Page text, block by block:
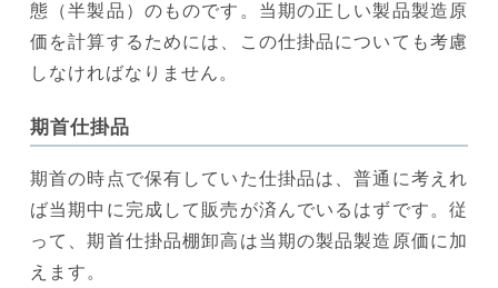
態（半製品）のものです。当期の正しい製品製造原
価を計算するためには、この仕掛品についても考慮
しなければなりません。
期首仕掛品
期首の時点で保有していた仕掛品は、普通に考えれ
ば当期中に完成して販売が済んでいるはずです。従
って、期首仕掛品棚卸高は当期の製品製造原価に加
えます。